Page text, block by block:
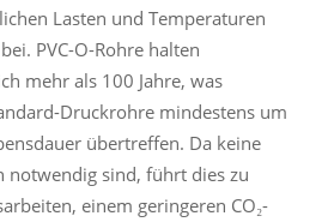
Lasten und Temperaturen
PVC-O-Rohre halten
mehr als 100 Jahre, was
Druckrohre mindestens um
übertreffen. Da keine
notwendig sind, führt dies zu
einem geringeren CO₂-